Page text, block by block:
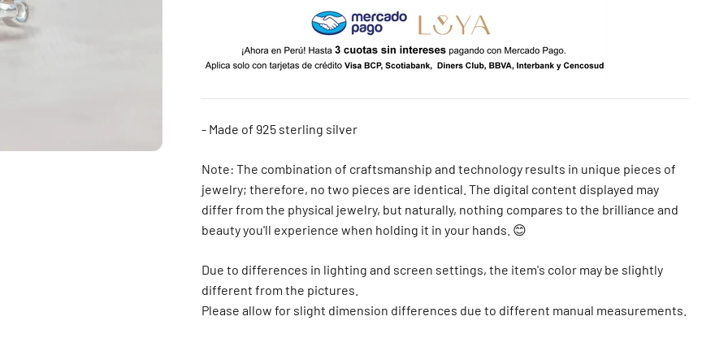
6 estándar
9 estándar - 5 americana
10 estándar
11 estándar
12 estándar - 6 americana
- Made of 925 sterling silver
Note: The combination of craftsmanship and technology results in unique pieces of
jewelry; therefore, no two pieces are identical. The digital content displayed may
differ from the physical jewelry, but naturally, nothing compares to the brilliance and
beauty you'll experience when holding it in your hands. 😊
Due to differences in lighting and screen settings, the item's color may be slightly
different from the pictures.
Please allow for slight dimension differences due to different manual measurements.